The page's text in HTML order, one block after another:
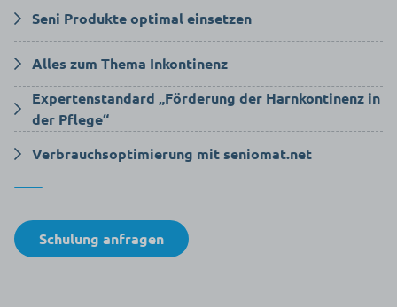
Seni Produkte optimal einsetzen
In dieser Schulung erhalten Sie ausführliche Informationen über
das Produktsortiment von Seni, unter anderem über die
Herstellungstechnik, Materialien, Eigenschaften,
Einsatzmöglichkeiten und praktische Tipps zu Anlegetechniken.
Alles zum Thema Inkontinenz
Das Seminar vermittelt Wissen über Inkontinenz, deren Formen
und Stufen sowie mögliche Therapiearten und den Einsatz von
Expertenstandard „Förderung der Harnkontinenz in
der Pflege“
Das Seminar zeigt mit Beispielen die wichtigsten Grundsätze des
Expertenstandards „Förderung der Harnkontinenz in der Pflege“
und hilft Ihnen bei der praktischen Umsetzung.
Verbrauchsoptimierung mit seniomat.net
Die wichtigsten Grundsätze der Verbrauchsoptimierung bei der
seniomat.net werden erläutert.
Schulung anfragen